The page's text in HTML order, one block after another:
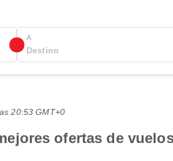
A
20:53 GMT+0
ofertas de